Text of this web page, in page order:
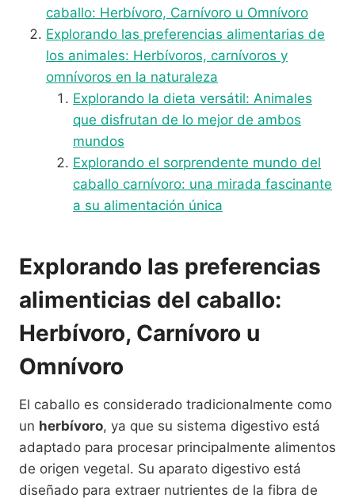
caballo: Herbívoro, Carnívoro u Omnívoro
Explorando las preferencias alimentarias de
los animales: Herbívoros, carnívoros y
omnívoros en la naturaleza
Explorando la dieta versátil: Animales
que disfrutan de lo mejor de ambos
mundos
Explorando el sorprendente mundo del
caballo carnívoro: una mirada fascinante
a su alimentación única
Explorando las preferencias
alimenticias del caballo:
Herbívoro, Carnívoro u
Omnívoro
El caballo es considerado tradicionalmente como
un herbívoro, ya que su sistema digestivo está
adaptado para procesar principalmente alimentos
de origen vegetal. Su aparato digestivo está
diseñado para extraer nutrientes de la fibra de